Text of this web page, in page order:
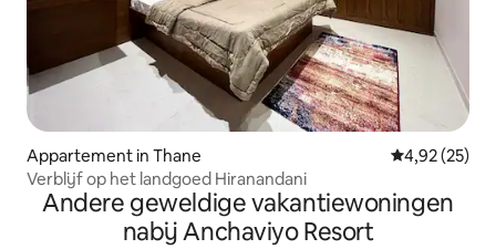
Appartement in Thane Gemiddelde
4,92 (25)
Verblijf op het landgoed Hiranandani
Andere geweldige vakantiewoningen
nabij Anchaviyo Resort